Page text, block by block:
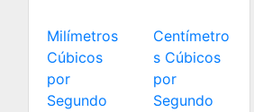
Milímetros
Cúbicos
por
Segundo
Centímetro
s Cúbicos
por
Segundo